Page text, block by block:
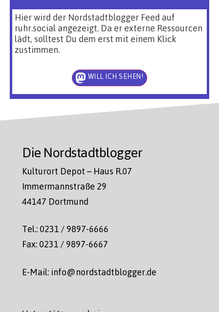
Hier wird der Nordstadtblogger Feed auf
ruhr.social angezeigt. Da er externe Ressourcen
lädt, solltest Du dem erst mit einem Klick
zustimmen.
WILL ICH SEHEN!
Die Nordstadtblogger
Kulturort Depot – Haus R.07
Immermannstraße 29
44147 Dortmund
Tel.: 0231 / 9897-6666
Fax: 0231 / 9897-6667
E-Mail: info@nordstadtblogger.de